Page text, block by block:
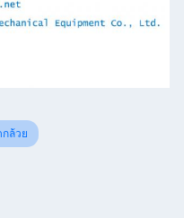
กล้วย